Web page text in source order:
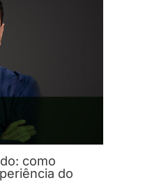
como
do